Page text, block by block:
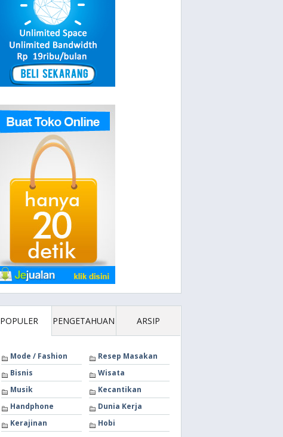
POPULER PENGETAHUAN ARSIP
Mode / Fashion
Resep Masakan
Bisnis
Wisata
Musik
Kecantikan
Handphone
Dunia Kerja
Kerajinan
Hobi